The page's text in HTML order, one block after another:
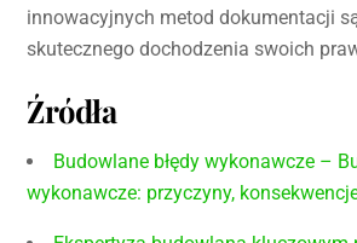
innowacyjnych metod dokumentacji
skutecznego dochodzenia swoich
Źródła
Budowlane błędy wykonawcze –
wykonawcze: przyczyny,